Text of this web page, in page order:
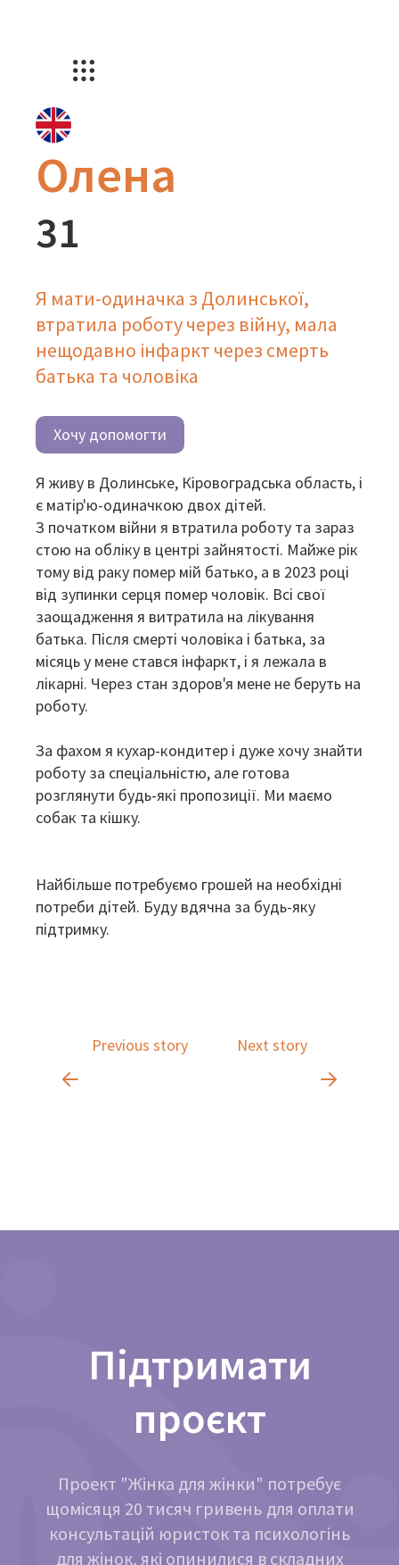
Олена
31
Я мати-одиначка з Долинської,
втратила роботу через війну, мала
нещодавно інфаркт через смерть
батька та чоловіка
Хочу допомогти
Я живу в Долинське, Кіровоградська область, і
є матір'ю-одиначкою двох дітей.
З початком війни я втратила роботу та зараз
стою на обліку в центрі зайнятості. Майже рік
тому від раку помер мій батько, а в 2023 році
від зупинки серця помер чоловік. Всі свої
заощадження я витратила на лікування
батька. Після смерті чоловіка і батька, за
місяць у мене стався інфаркт, і я лежала в
лікарні. Через стан здоров'я мене не беруть на
роботу.
За фахом я кухар-кондитер і дуже хочу знайти
роботу за спеціальністю, але готова
розглянути будь-які пропозиції. Ми маємо
собак та кішку.
Найбільше потребуємо грошей на необхідні
потреби дітей. Буду вдячна за будь-яку
підтримку.
Previous story Next story
Підтримати
проєкт
Проект "Жінка для жінки" потребує
щомісяця 20 тисяч гривень для оплати
консультацій юристок та психологінь
для жінок, які опинилися в складних